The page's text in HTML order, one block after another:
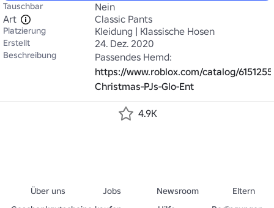
Tauschbar
Nein
Art
Classic Pants
Platzierung Kleidung | Klassische Hosen
Erstellt 24. Dez. 2020
Beschreibung
https://www.roblox.com/catalog/
Christmas-PJs-Glo-Ent
4.9K
Über uns Jobs Newsroom
Eltern